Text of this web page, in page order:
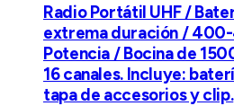
Radio Portátil UHF /
extrema duración / 400-
Potencia / Bocina de
16 canales. Incluye:
tapa de accesorios y clip.